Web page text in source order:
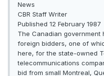
News
CBR Staff Writer
Published 12 February 1987
The Canadian
foreign bidders, one of
here, for the state-owned
telecommunications
bid from small Montreal,